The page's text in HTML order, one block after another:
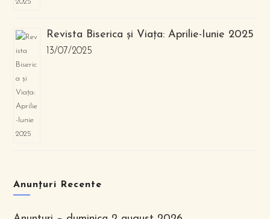
Revista Biserica și Viața: Aprilie-Iunie 2025
13/07/2025
Anunțuri Recente